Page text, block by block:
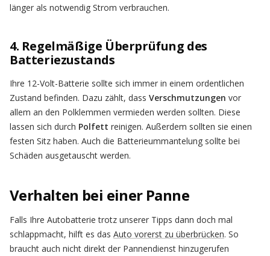
länger als notwendig Strom verbrauchen.
4. Regelmäßige Überprüfung des
Batteriezustands
Ihre 12-Volt-Batterie sollte sich immer in einem ordentlichen
Zustand befinden. Dazu zählt, dass Verschmutzungen vor
allem an den Polklemmen vermieden werden sollten. Diese
lassen sich durch Polfett reinigen. Außerdem sollten sie einen
festen Sitz haben. Auch die Batterieummantelung sollte bei
Schäden ausgetauscht werden.
Verhalten bei einer Panne
Falls Ihre Autobatterie trotz unserer Tipps dann doch mal
schlappmacht, hilft es das Auto vorerst zu überbrücken. So
braucht auch nicht direkt der Pannendienst hinzugerufen